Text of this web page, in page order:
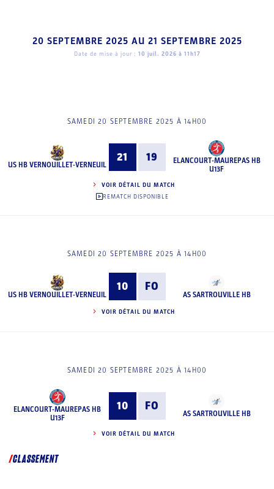
20 SEPTEMBRE 2025 AU 21 SEPTEMBRE 2025
Date de mise à jour : 10 juil. 2026 à 11h17
SAMEDI 20 SEPTEMBRE 2025 À 14H00
US HB VERNOUILLET-VERNEUIL
21 19
ELANCOURT-MAUREPAS HB
U13F
VOIR DÉTAIL DU MATCH
REMATCH DISPONIBLE
SAMEDI 20 SEPTEMBRE 2025 À 14H00
US HB VERNOUILLET-VERNEUIL
10 FO
AS SARTROUVILLE HB
VOIR DÉTAIL DU MATCH
SAMEDI 20 SEPTEMBRE 2025 À 14H00
ELANCOURT-MAUREPAS HB
U13F
10 FO
AS SARTROUVILLE HB
VOIR DÉTAIL DU MATCH
CLASSEMENT